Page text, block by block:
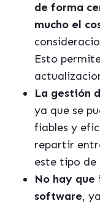
de forma
mucho el
Esto
La gestión
ya que se
fiables y
repartir
este tipo de
No hay
software,